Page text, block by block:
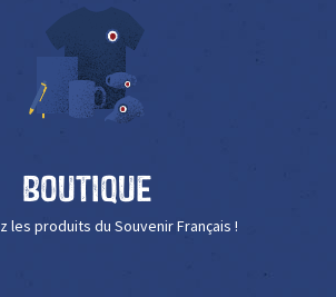
Boutique
les produits du Souvenir Français !